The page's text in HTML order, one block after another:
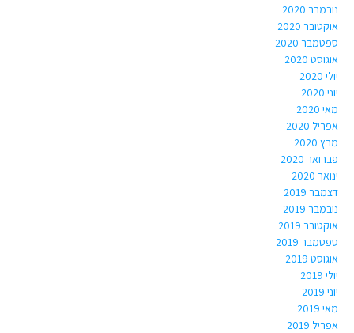
נובמבר 2020
אוקטובר 2020
ספטמבר 2020
אוגוסט 2020
יולי 2020
יוני 2020
מאי 2020
אפריל 2020
מרץ 2020
פברואר 2020
ינואר 2020
דצמבר 2019
נובמבר 2019
אוקטובר 2019
ספטמבר 2019
אוגוסט 2019
יולי 2019
יוני 2019
מאי 2019
אפריל 2019